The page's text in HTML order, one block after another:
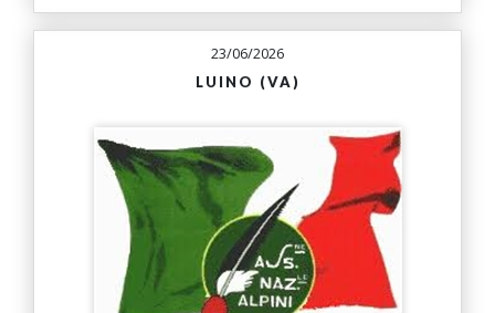
23/06/2026
LUINO (VA)